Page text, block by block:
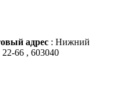
адрес : Нижний
66 , 603040